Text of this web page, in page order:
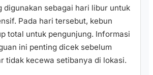
digunakan sebagai hari libur untuk
Pada hari tersebut, kebun
total untuk pengunjung. Informasi
ini penting dicek sebelum
tidak kecewa setibanya di lokasi.